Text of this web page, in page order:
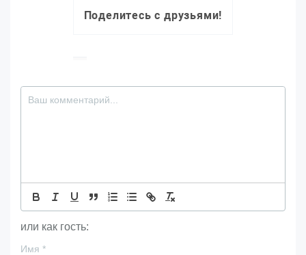
Поделитесь с друзьями!
или как гость:
Имя *